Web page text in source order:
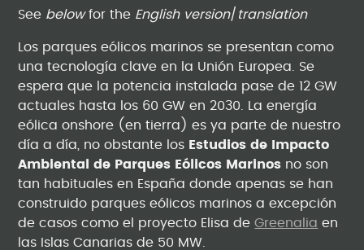
See belowfor the English version/ translation
Los parques eólicos marinos se presentan como
una tecnología clave en la Unión Europea. Se
espera que la potencia instalada pase de 12 GW
actuales hasta los 60 GW en 2030. La energía
eólica onshore (en tierra) es ya parte de nuestro
día a día, no obstante los Estudios de Impacto
Ambiental de Parques Eólicos Marinos no son
tan habituales en España donde apenas se han
construido parques eólicos marinos a excepción
de casos como el proyecto Elisa deGreenalia en
las Islas Canarias de 50 MW.